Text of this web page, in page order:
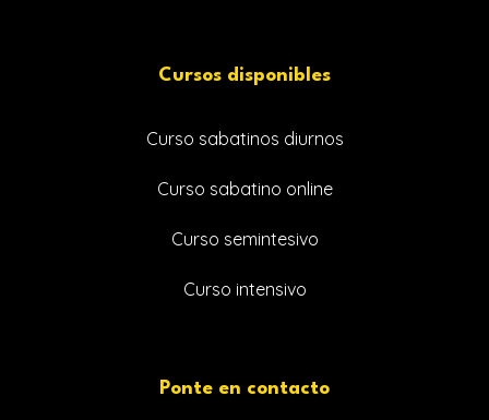
Cursos disponibles
Curso sabatinos diurnos
Curso sabatino online
Curso semintesivo
Curso intensivo
Ponte en contacto